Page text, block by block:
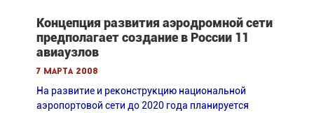
Концепция развития аэродромной сети
предполагает создание в России 11
авиаузлов
7 марта 2008
На развитие и реконструкцию национальной
аэропортовой сети до 2020 года планируется